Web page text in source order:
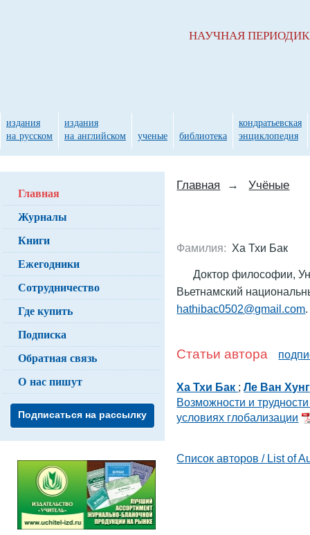
Главная → Учёные
Фамилия: Ха Тхи Бак
Доктор философии,
Вьетнамский
hathibac0502@gmail.com.
Статьи автора
Ха Тхи Бак ;Ле Ван Хунг
Возможности и
условиях глобализации
Список авторов / List of
Главная
Журналы
Книги
Ежегодники
Сотрудничество
Где купить
Подписка
Обратная связь
О нас пишут
Подписаться на рассылку
НАУЧНАЯ
издания
на русском
издания
на английском
ученые библиотека
кондратьевская
энциклопедия